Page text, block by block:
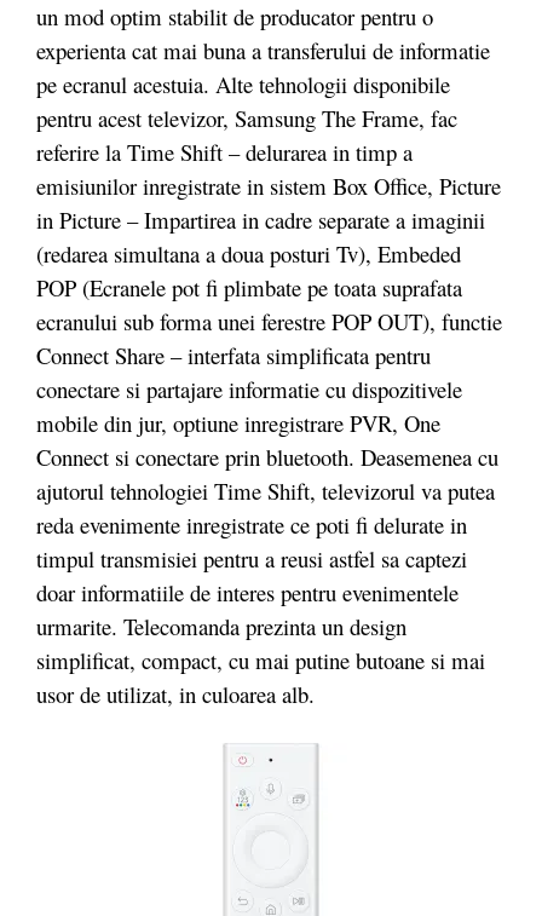
un mod optim stabilit de producator pentru o
experienta cat mai buna a transferului de informatie
pe ecranul acestuia. Alte tehnologii disponibile
pentru acest televizor, Samsung The Frame, fac
referire la Time Shift – delurarea in timp a
emisiunilor inregistrate in sistem Box Office, Picture
in Picture – Impartirea in cadre separate a imaginii
(redarea simultana a doua posturi Tv), Embeded
POP (Ecranele pot fi plimbate pe toata suprafata
ecranului sub forma unei ferestre POP OUT), functie
Connect Share – interfata simplificata pentru
conectare si partajare informatie cu dispozitivele
mobile din jur, optiune inregistrare PVR, One
Connect si conectare prin bluetooth. Deasemenea cu
ajutorul tehnologiei Time Shift, televizorul va putea
reda evenimente inregistrate ce poti fi delurate in
timpul transmisiei pentru a reusi astfel sa captezi
doar informatiile de interes pentru evenimentele
urmarite. Telecomanda prezinta un design
simplificat, compact, cu mai putine butoane si mai
usor de utilizat, in culoarea alb.